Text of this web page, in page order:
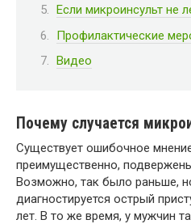
Если микроинсульт не
Профилактические
Видео
Почему случается
Существует ошибочное
преимущественно,
Возможно, так было раньше,
диагностируется острый
лет. В то же время, у мужчин